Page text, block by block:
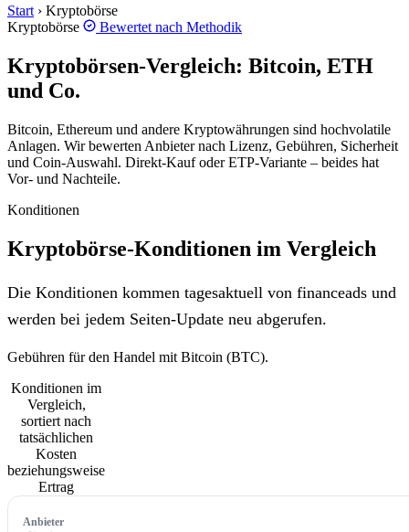
Start › Kryptobörse
Kryptobörse
Bewertet nach Methodik
Kryptobörsen-Vergleich: Bitcoin, ETH
und Co.
Bitcoin, Ethereum und andere Kryptowährungen sind hochvolatile
Anlagen. Wir bewerten Anbieter nach Lizenz, Gebühren, Sicherheit
und Coin-Auswahl. Direkt-Kauf oder ETP-Variante – beides hat
Vor- und Nachteile.
Konditionen
Kryptobörse-Konditionen im Vergleich
Die Konditionen kommen tagesaktuell von financeads und
werden bei jedem Seiten-Update neu abgerufen.
Gebühren für den Handel mit Bitcoin (BTC).
Konditionen im
Vergleich,
sortiert nach
tatsächlichen
Kosten
beziehungsweise
Ertrag